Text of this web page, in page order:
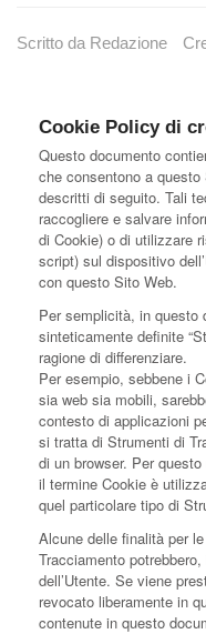
Scritto da Redazione
Cookie Policy di
Questo documento
che consentono a
descritti di seguito. Tali
raccogliere e salvare
di Cookie) o di utilizzare
script) sul dispositivo
con questo Sito Web.
Per semplicità, in questo
sinteticamente definite
ragione di differenziare.
Per esempio, sebbene i
sia web sia mobili,
contesto di applicazioni
si tratta di Strumenti di
di un browser. Per
il termine Cookie è
quel particolare tipo di
Alcune delle finalità per
Tracciamento
dell’Utente. Se viene
revocato liberamente in
contenute in questo